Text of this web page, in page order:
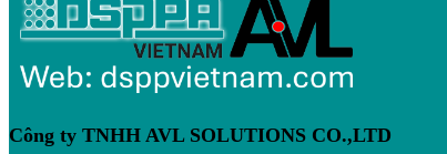
Công ty TNHH AVL SOLUTIONS CO.,LTD